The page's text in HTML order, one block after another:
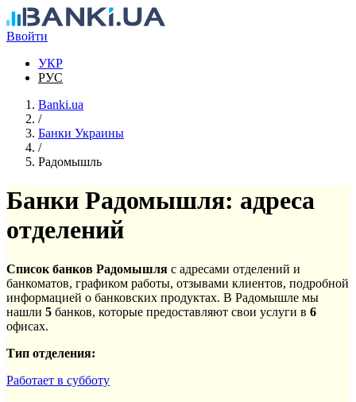
Перейти к основному содержанию
Ввойти
УКР
РУС
Banki.ua
/
Банки Украины
/
Радомышль
Банки Радомышля: адреса
отделений
Список банков Радомышля с адресами отделений и
банкоматов, графиком работы, отзывами клиентов, подробной
информацией о банковских продуктах. В Радомышле мы
нашли 5 банков, которые предоставляют свои услуги в 6
офисах.
Тип отделения:
Работает в субботу